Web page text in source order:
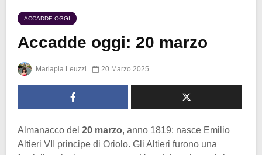
ACCADDE OGGI
Accadde oggi: 20 marzo
Mariapia Leuzzi 20 Marzo 2025
Almanacco del 20 marzo, anno 1819: nasce Emilio
Altieri VII principe di Oriolo. Gli Altieri furono una